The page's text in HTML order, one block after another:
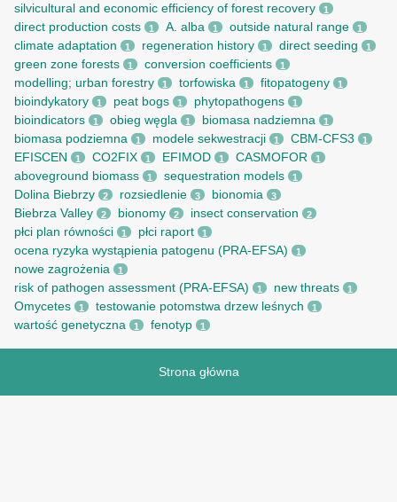
silvicultural and economic efficiency of forest recovery 1
direct production costs 1 A. alba 1 outside natural range 1
climate adaptation 1 regeneration history 1 direct seeding 1
green zone forests 1 conversion coefficients 1
modelling; urban forestry 1 torfowiska 1 fitopatogeny 1
bioindykatory 1 peat bogs 1 phytopathogens 1
bioindicators 1 obieg węgla 1 biomasa nadziemna 1
biomasa podziemna 1 modele sekwestracji 1 CBM-CFS3 1
EFISCEN 1 CO2FIX 1 EFIMOD 1 CASMOFOR 1
aboveground biomass 1 sequestration models 1
Dolina Biebrzy 2 rozsiedlenie 3 bionomia 3
Biebrza Valley 2 bionomy 2 insect conservation 2
płci plan równości 1 płci raport 1
ocena ryzyka wystąpienia patogenu (PRA-EFSA) 1
nowe zagrożenia 1
risk of pathogen assessment (PRA-EFSA) 1 new threats 1
Omycetes 1 testowanie potomstwa drzew leśnych 1
wartość genetyczna 1 fenotyp 1
Strona główna